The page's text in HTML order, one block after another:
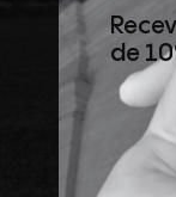
de